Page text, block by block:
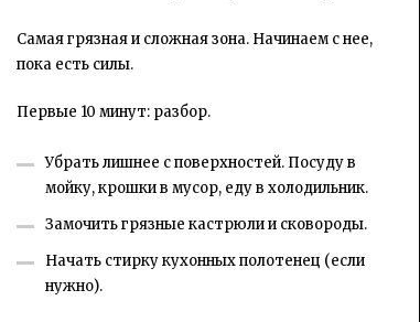
Самая грязная и сложная зона. Начинаем с нее,
пока есть силы.
Первые 10 минут: разбор.
Убрать лишнее с поверхностей. Посуду в
мойку, крошки в мусор, еду в холодильник.
Замочить грязные кастрюли и сковороды.
Начать стирку кухонных полотенец (если
нужно).